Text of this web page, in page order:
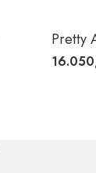
Pretty
Kettle